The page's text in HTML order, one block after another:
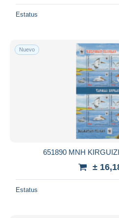
Estatus
Nuevo
651890 MNH
±
Estatus